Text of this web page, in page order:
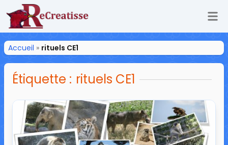
ReCreatisse
Accueil » rituels CE1
Étiquette : rituels CE1